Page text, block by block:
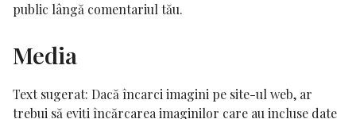
public lângă comentariul tău.
Media
Text sugerat: Dacă încarci imagini pe site-ul web, ar
trebui să eviți încărcarea imaginilor care au incluse date